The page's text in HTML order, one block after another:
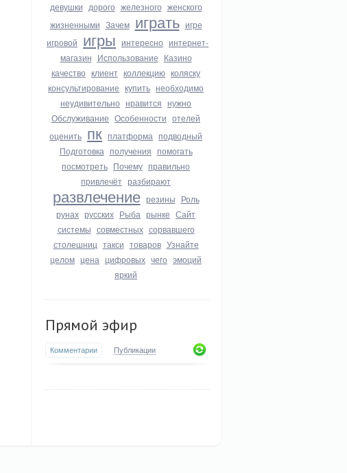
девушки дорого железного женского
жизненными Зачем играть игре
игровой игры интересно интернет-
магазин Использование Казино
качество клиент коллекцию коляску
консультирование купить необходимо
неудивительно нравится нужно
Обслуживание Особенности отелей
оценить пк платформа подводный
Подготовка получения помогать
посмотреть Почему правильно
привлечёт разбирают
развлечение резины Роль
рунах русских Рыба рынке Сайт
системы совместных сорвавшего
столешниц такси товаров Узнайте
целом цена цифровых чего эмоций
яркий
Прямой эфир
Комментарии Публикации